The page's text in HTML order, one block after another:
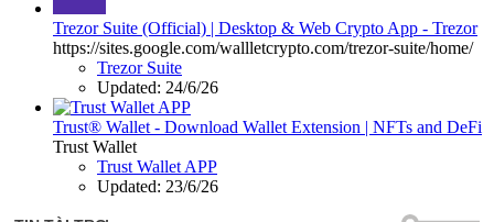
Trezor Suite (Official) | Desktop & Web Crypto App - Trezor
https://sites.google.com/wallletcrypto.com/trezor-suite/home/
Trezor Suite
Updated: 24/6/26
Trust® Wallet - Download Wallet Extension | NFTs and DeFi
Trust Wallet
Trust Wallet APP
Updated: 23/6/26